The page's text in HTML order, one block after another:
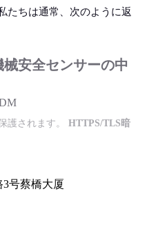
たちは通常、次のように返
安全センサーの中
護されます。HTTPS/TLS暗
号蔡橋大厦